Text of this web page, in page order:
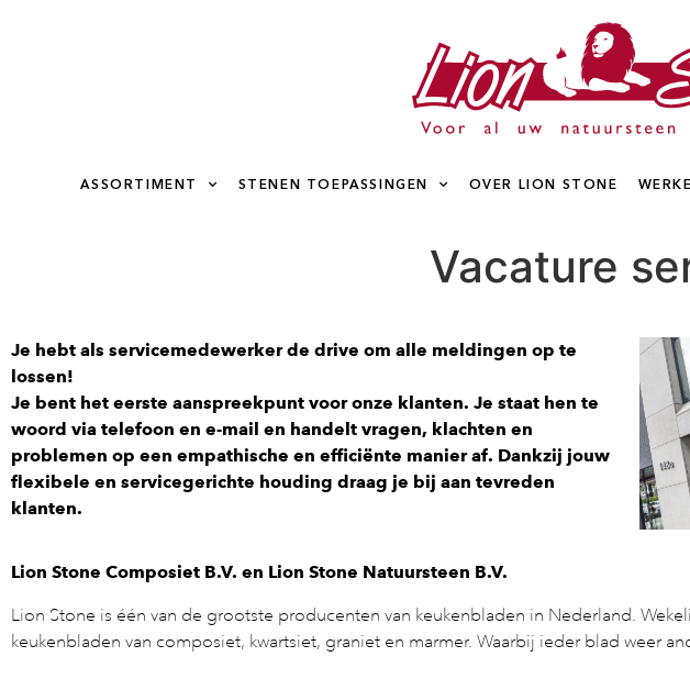
ASSORTIMENT STENEN TOEPASSINGEN OVER LION STONE
Vacature
Je hebt als servicemedewerker de drive om alle meldingen op te
lossen!
Je bent het eerste aanspreekpunt voor onze klanten. Je staat hen te
woord via telefoon en e-mail en handelt vragen, klachten en
problemen op een empathische en efficiënte manier af. Dankzij jouw
flexibele en servicegerichte houding draag je bij aan tevreden
klanten.
Lion Stone Composiet B.V. en Lion Stone Natuursteen B.V.
Lion Stone is één van de grootste producenten van keukenbladen in Nederland.
keukenbladen van composiet, kwartsiet, graniet en marmer. Waarbij ieder blad weer